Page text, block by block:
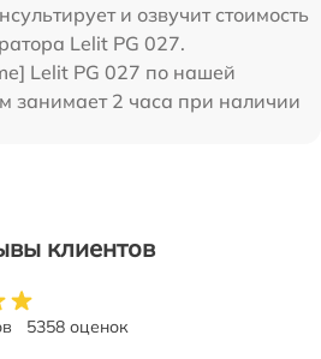
и озвучит стоимость
Lelit PG 027.
Lelit PG 027 по нашей
занимает 2 часа при наличии
клиентов
5358 оценок